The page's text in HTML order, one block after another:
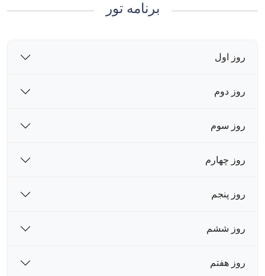
برنامه تور
روز اول
روز دوم
روز سوم
روز چهارم
روز پنجم
روز ششم
روز هفتم